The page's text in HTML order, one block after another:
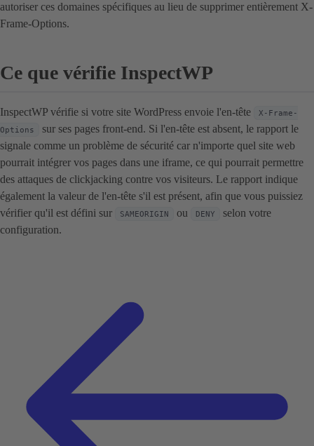
autoriser ces domaines spécifiques au lieu de supprimer entièrement X-
Frame-Options.
Ce que vérifie InspectWP
InspectWP vérifie si votre site WordPress envoie l'en-tête
X-Frame-
Options
sur ses pages front-end. Si l'en-tête est absent, le rapport le
signale comme un problème de sécurité car n'importe quel site web
pourrait intégrer vos pages dans une iframe, ce qui pourrait permettre
des attaques de clickjacking contre vos visiteurs. Le rapport indique
également la valeur de l'en-tête s'il est présent, afin que vous puissiez
vérifier qu'il est défini sur
SAMEORIGIN ou DENY
selon votre
configuration.